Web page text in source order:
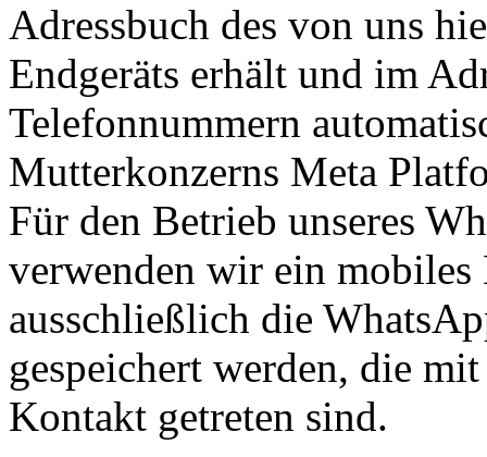
Adressbuch des von uns
Endgeräts erhält und im
Telefonnummern
Mutterkonzerns Meta
Für den Betrieb unseres
verwenden wir ein mobiles
ausschließlich die
gespeichert werden, die
Kontakt getreten sind.